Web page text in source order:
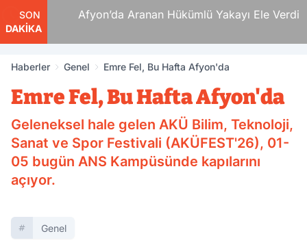
SON
DAKİKA
Afyon’da Aranan Hükümlü Yakayı Ele Verdi
Haberler Genel Emre Fel, Bu Hafta Afyon'da
Emre Fel, Bu Hafta Afyon'da
Geleneksel hale gelen AKÜ Bilim, Teknoloji,
Sanat ve Spor Festivali (AKÜFEST'26), 01-
05 bugün ANS Kampüsünde kapılarını
açıyor.
Genel